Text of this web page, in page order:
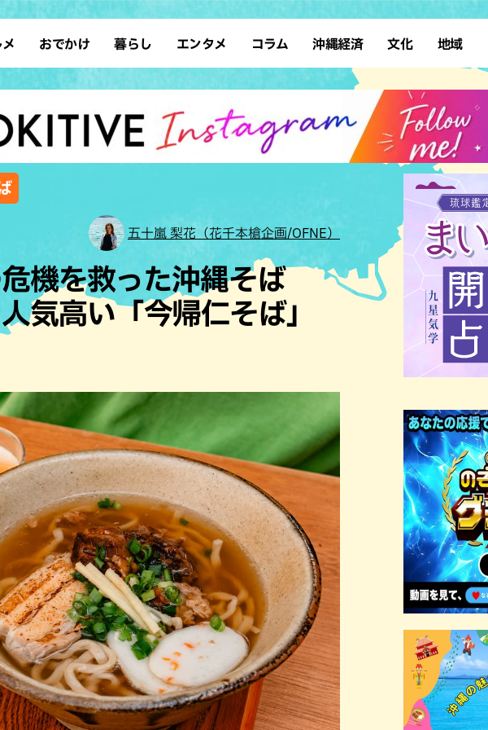
ン 沖縄そば
ウト カフェ
和食・日本料理
理
イタリアン
フレンチ
・焼肉 焼鳥・串料理
肉料理 居酒屋・バー
イキング
ガー タコス・タコライス
おでかけ
デート ドライブ
散歩 ソロ活
ショッピング
サウナ 公園
沖縄の海
暮らし
レシピ SDGs
ファッション ローカルニュース
沖縄移住 沖縄旧暦行事
エンタメ
スポーツ 占い
タレント・芸人 テレビ
コラム 沖縄経済 文化
復帰50年
地域
本島北部
本島南部
北部離島
五十嵐 梨花（花千本槍企画/OFNE）
機を救った沖縄そば
気高い「今帰仁そば」